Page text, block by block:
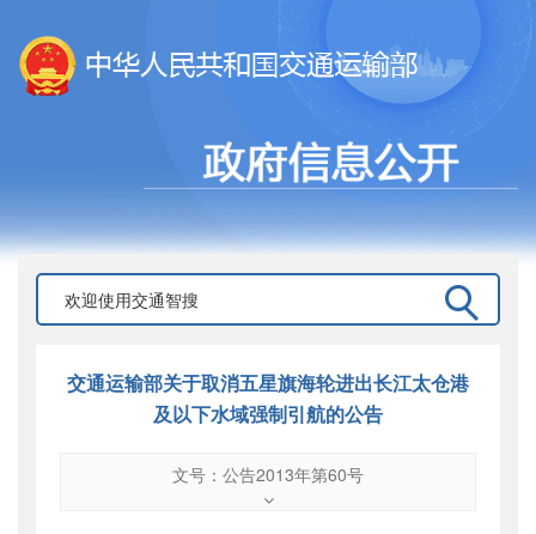
交通运输部关于取消五星旗海轮进出长江太仓港
及以下水域强制引航的公告
文号：公告2013年第60号
公告2013年第60号